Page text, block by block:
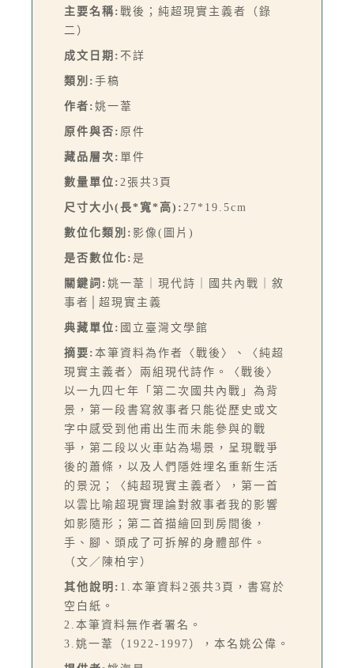
主要名稱: 戰後；純超現實主義者（錄
二）
成文日期: 不詳
類別: 手稿
作者: 姚一葦
原件與否: 原件
藏品層次: 單件
數量單位: 2張共3頁
尺寸大小(長*寬*高): 27*19.5cm
數位化類別: 影像(圖片)
是否數位化: 是
關鍵詞: 姚一葦｜現代詩｜國共內戰｜敘
事者│超現實主義
典藏單位: 國立臺灣文學館
摘要: 本筆資料為作者〈戰後〉、〈純超
現實主義者〉兩組現代詩作。〈戰後〉
以一九四七年「第二次國共內戰」為背
景，第一段書寫敘事者只能從歷史或文
字中感受到他甫出生而未能參與的戰
爭，第二段以火車站為場景，呈現戰爭
後的蕭條，以及人們隱姓埋名重新生活
的景況；〈純超現實主義者〉，第一首
以雲比喻超現實理論對敘事者我的影響
如影隨形；第二首描繪回到房間後，
手、腳、頭成了可拆解的身體部件。
（文／陳柏宇）
其他說明: 1.本筆資料2張共3頁，書寫於
空白紙。
2.本筆資料無作者署名。
3.姚一葦（1922-1997），本名姚公偉。